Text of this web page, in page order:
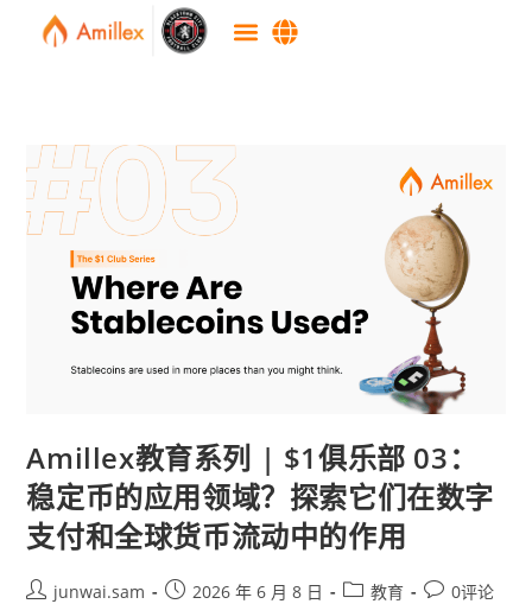
Amillex教育系列 | $1俱乐部 03：
稳定币的应用领域？探索它们在数字
支付和全球货币流动中的作用
junwai.sam 2026 年 6 月 8 日 教育 0评论